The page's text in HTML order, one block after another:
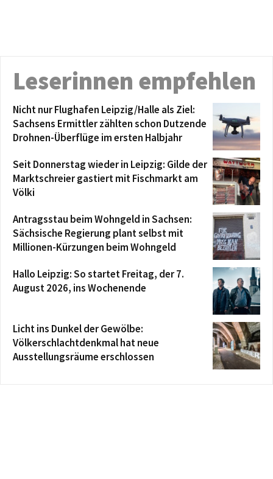
Leserinnen empfehlen
Nicht nur Flughafen Leipzig/Halle als Ziel:
Sachsens Ermittler zählten schon Dutzende
Drohnen-Überflüge im ersten Halbjahr
Seit Donnerstag wieder in Leipzig: Gilde der
Marktschreier gastiert mit Fischmarkt am
Völki
Antragsstau beim Wohngeld in Sachsen:
Sächsische Regierung plant selbst mit
Millionen-Kürzungen beim Wohngeld
Hallo Leipzig: So startet Freitag, der 7.
August 2026, ins Wochenende
Licht ins Dunkel der Gewölbe:
Völkerschlachtdenkmal hat neue
Ausstellungsräume erschlossen